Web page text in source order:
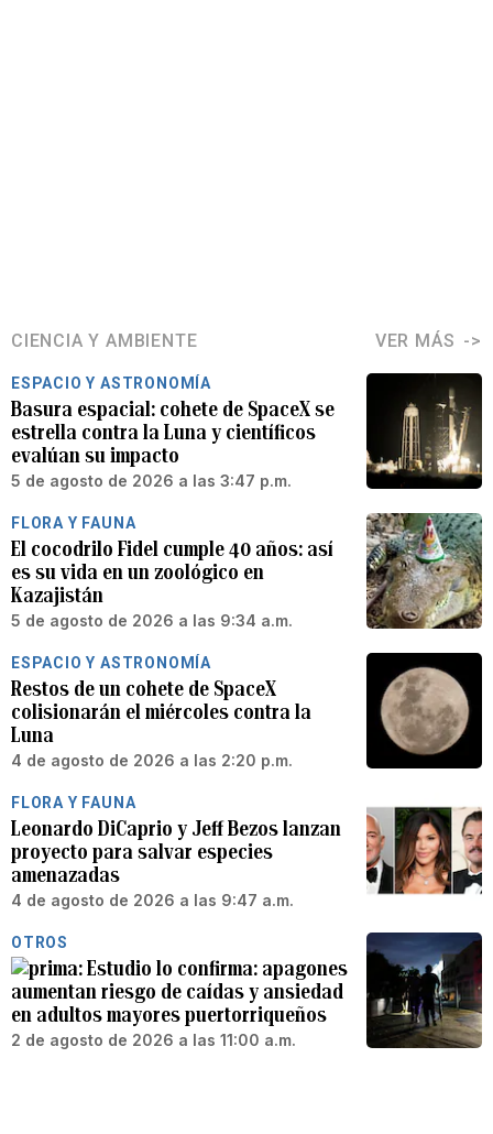
CIENCIA Y AMBIENTE VER MÁS
ESPACIO Y ASTRONOMÍA
Basura espacial: cohete de SpaceX se
estrella contra la Luna y científicos
evalúan su impacto
5 de agosto de 2026 a las 3:47 p.m.
FLORA Y FAUNA
El cocodrilo Fidel cumple 40 años: así
es su vida en un zoológico en
Kazajistán
5 de agosto de 2026 a las 9:34 a.m.
ESPACIO Y ASTRONOMÍA
Restos de un cohete de SpaceX
colisionarán el miércoles contra la
Luna
4 de agosto de 2026 a las 2:20 p.m.
FLORA Y FAUNA
Leonardo DiCaprio y Jeff Bezos lanzan
proyecto para salvar especies
amenazadas
4 de agosto de 2026 a las 9:47 a.m.
OTROS
Estudio lo confirma: apagones
aumentan riesgo de caídas y ansiedad
en adultos mayores puertorriqueños
2 de agosto de 2026 a las 11:00 a.m.